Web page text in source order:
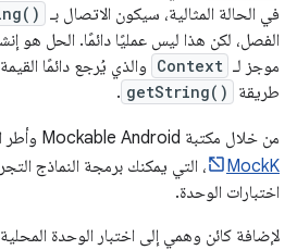
في الحالة المثالية، سيكون الاتصال بـ
الفصل، لكن هذا ليس عمليًا دائمًا. الحل هو
موجز لـ Context والذي يُرجع دائمًا
طريقة
getString()
.
من خلال مكتبة Mockable Android وأطر العمل، مثل
MockK
اختبارات الوحدة.
لإضافة كائن وهمي إلى اختبار الوحدة